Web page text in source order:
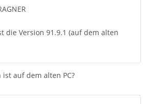
die Version 91.9.1 (auf dem alten
auf dem alten PC?